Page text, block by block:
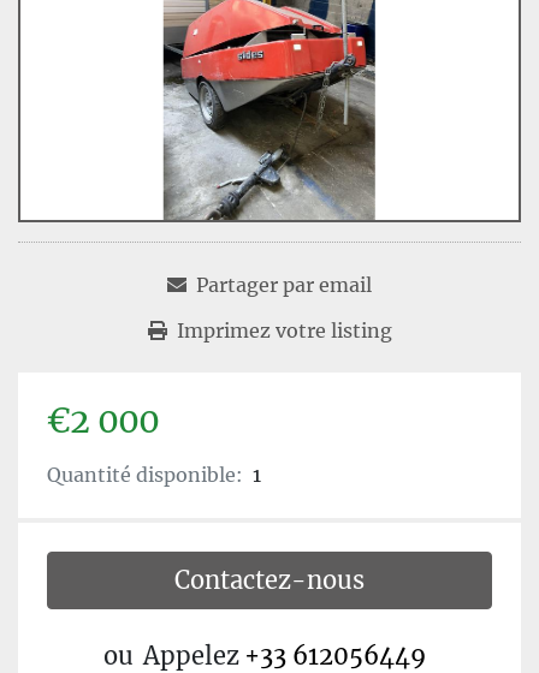
Partager par email
Imprimez votre listing
€2 000
Quantité disponible: 1
Contactez-nous
ou Appelez +33 612056449